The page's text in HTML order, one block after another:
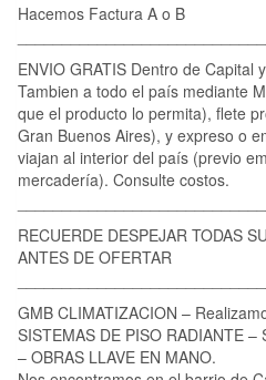
Hacemos Factura A o B
ENVIO GRATIS Dentro de Capital
Tambien a todo el país mediante
que el producto lo permita), flete
Gran Buenos Aires), y expreso o
viajan al interior del país (previo
mercadería). Consulte costos.
RECUERDE DESPEJAR TODAS
ANTES DE OFERTAR
GMB CLIMATIZACION –
SISTEMAS DE PISO RADIANTE –
– OBRAS LLAVE EN MANO.